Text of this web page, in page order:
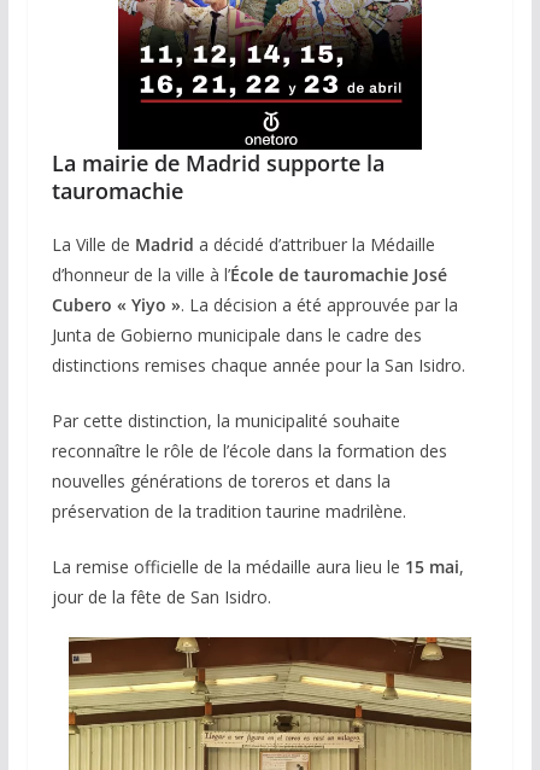
La mairie de Madrid supporte la
tauromachie
La Ville de Madrid a décidé d’attribuer la Médaille
d’honneur de la ville à l’École de tauromachie José
Cubero « Yiyo ». La décision a été approuvée par la
Junta de Gobierno municipale dans le cadre des
distinctions remises chaque année pour la San Isidro.
Par cette distinction, la municipalité souhaite
reconnaître le rôle de l’école dans la formation des
nouvelles générations de toreros et dans la
préservation de la tradition taurine madrilène.
La remise officielle de la médaille aura lieu le 15 mai,
jour de la fête de San Isidro.